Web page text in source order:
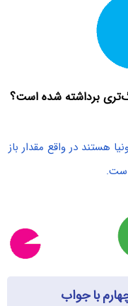
برداشته شده است؟
هستند در واقع مقدار باز